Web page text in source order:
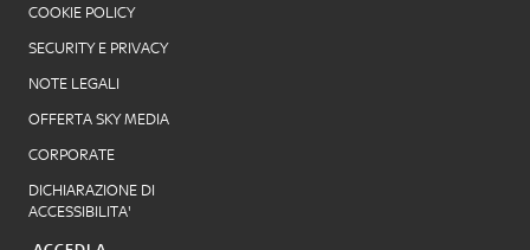
COOKIE POLICY
SECURITY E PRIVACY
NOTE LEGALI
OFFERTA SKY MEDIA
CORPORATE
DICHIARAZIONE DI
ACCESSIBILITA'